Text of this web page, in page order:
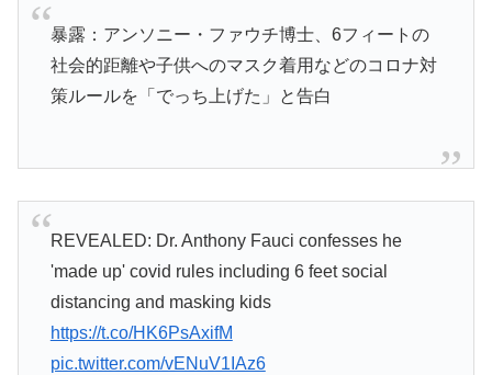
暴露：アンソニー・ファウチ博士、6フィートの
社会的距離や子供へのマスク着用などのコロナ対
策ルールを「でっち上げた」と告白
REVEALED: Dr. Anthony Fauci confesses he
'made up' covid rules including 6 feet social
distancing and masking kids
https://t.co/HK6PsAxifM
pic.twitter.com/vENuV1IAz6